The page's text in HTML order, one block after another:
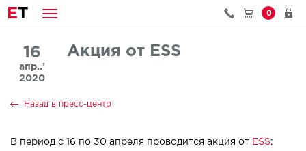
ET 0
16
апр..’
2020
Акция от ESS
Назад в пресс-центр
В период с 16 по 30 апреля проводится акция от ESS: